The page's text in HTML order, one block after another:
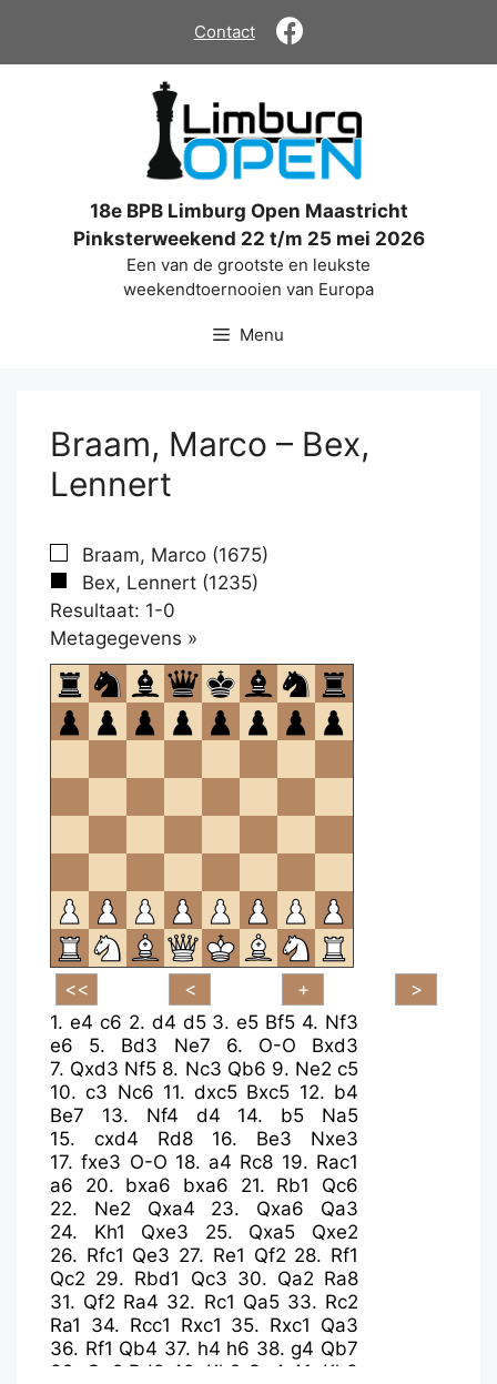
de
Contact
18e BPB Limburg Open Maastricht
Pinksterweekend 22 t/m 25 mei 2026
Een van de grootste en leukste
weekendtoernooien van Europa
Menu
Braam, Marco – Bex,
Lennert
Braam, Marco (1675)
Bex, Lennert (1235)
Resultaat: 1-0
Metagegevens »
om
te
openen.
1. e4 c6 2. d4 d5 3.e5 Bf5 4. Nf3
e6
5. Bd3 Ne7 6. O-O
Bxd3
7. Qxd3 Nf5 8. Nc3 Qb6 9. Ne2 c5
10.c3 Nc6 11.dxc5 Bxc5 12. b4
Be7
13. Nf4 d4 14. b5
Na5
15. cxd4 Rd8 16. Be3
Nxe3
17.fxe3 O-O 18. a4 Rc8 19. Rac1
a6
20. bxa6 bxa6 21. Rb1
Qc6
22. Ne2 Qxa4 23. Qxa6
Qa3
24. Kh1 Qxe3 25. Qxa5
Qxe2
26. Rfc1 Qe3 27. Re1 Qf2 28. Rf1
Qc2 29. Rbd1 Qc3 30. Qa2 Ra8
31. Qf2 Ra4 32. Rc1 Qa5 33. Rc2
Ra1 34. Rcc1 Rxc1 35. Rxc1 Qa3
36. Rf1 Qb4 37. h4 h6 38.g4 Qb7
39.
Qg2 Rd8 40. Kh2 Qe4 41. Kh3